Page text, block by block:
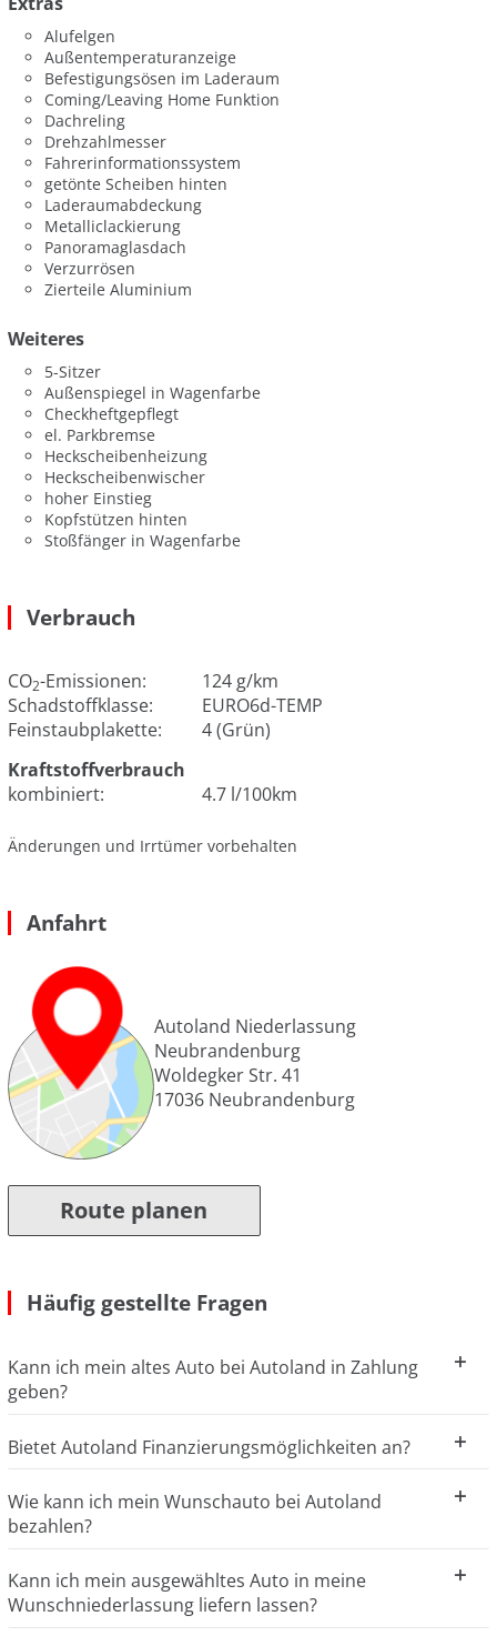
Alufelgen
Außentemperaturanzeige
Befestigungsösen im Laderaum
Coming/Leaving Home Funktion
Dachreling
Drehzahlmesser
Fahrerinformationssystem
getönte Scheiben hinten
Laderaumabdeckung
Metalliclackierung
Panoramaglasdach
Verzurrösen
Zierteile Aluminium
Weiteres
5-Sitzer
Außenspiegel in Wagenfarbe
Checkheftgepflegt
el. Parkbremse
Heckscheibenheizung
Heckscheibenwischer
hoher Einstieg
Kopfstützen hinten
Stoßfänger in Wagenfarbe
Verbrauch
CO2-Emissionen:
124 g/km
Schadstoffklasse:
EURO6d-TEMP
Feinstaubplakette:
4 (Grün)
Kraftstoffverbrauch
kombiniert:
4.7 l/100km
Änderungen und Irrtümer vorbehalten
Anfahrt
Autoland Niederlassung
Neubrandenburg
Woldegker Str. 41
17036 Neubrandenburg
Route planen
Häufig gestellte Fragen
Kann ich mein altes Auto bei Autoland in Zahlung
geben?
Bietet Autoland Finanzierungsmöglichkeiten an?
Wie kann ich mein Wunschauto bei Autoland
bezahlen?
Kann ich mein ausgewähltes Auto in meine
Wunschniederlassung liefern lassen?